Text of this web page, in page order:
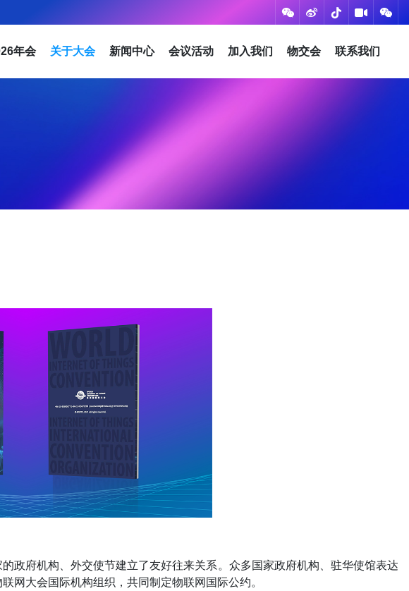
年会 关于大会 新闻中心 会议活动 加入我们 物交会 联系我们
政府机构、外交使节建立了友好往来关系。众多国家政府机构、驻华使馆表达
网大会国际机构组织，共同制定物联网国际公约。